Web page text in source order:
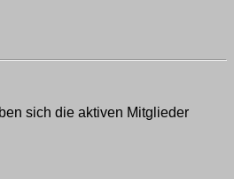
sich die aktiven Mitglieder